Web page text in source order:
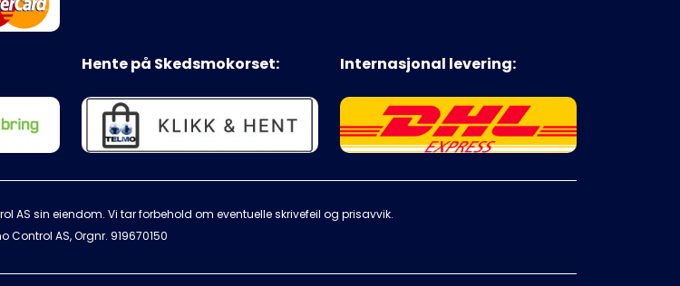
Hente på Skedsmokorset: Internasjonal levering:
AS sin eiendom. Vi tar forbehold om eventuelle skrivefeil og prisavvik.
Control AS, Orgnr. 919670150